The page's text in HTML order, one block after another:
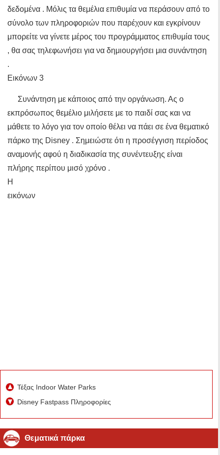
δεδομένα . Μόλις τα θεμέλια επιθυμία να περάσουν από το
σύνολο των πληροφοριών που παρέχουν και εγκρίνουν
μπορείτε να γίνετε μέρος του προγράμματος επιθυμία τους
, θα σας τηλεφωνήσει για να δημιουργήσει μια συνάντηση
.
Εικόνων 3
Συνάντηση με κάποιος από την οργάνωση. Ας ο
εκπρόσωπος θεμέλιο μιλήσετε με το παιδί σας και να
μάθετε το λόγο για τον οποίο θέλει να πάει σε ένα θεματικό
πάρκο της Disney . Σημειώστε ότι η προσέγγιση περίοδος
αναμονής αφού η διαδικασία της συνέντευξης είναι
πλήρης περίπου μισό χρόνο .
Η
εικόνων
Τέξας Indoor Water Parks
Disney Fastpass Πληροφορίες
Θεματικά πάρκα